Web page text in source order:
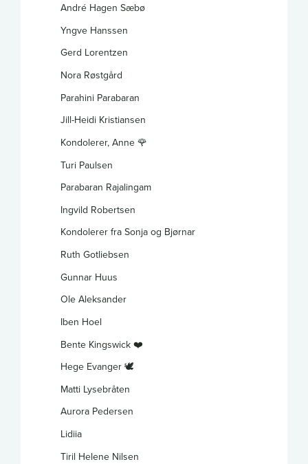
André Hagen Sæbø
Yngve Hanssen
Gerd Lorentzen
Nora Røstgård
Parahini Parabaran
Jill-Heidi Kristiansen
Kondolerer, Anne 🌹
Turi Paulsen
Parabaran Rajalingam
Ingvild Robertsen
Kondolerer fra Sonja og Bjørnar
Ruth Gotliebsen
Gunnar Huus
Ole Aleksander
Iben Hoel
Bente Kingswick ❤️
Hege Evanger 🕊️
Matti Lysebråten
Aurora Pedersen
Lidiia
Tiril Helene Nilsen